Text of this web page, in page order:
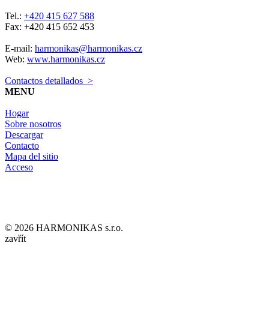
Tel.: +420 415 627 588
Fax: +420 415 652 453
E-mail: harmonikas@harmonikas.cz
Web: www.harmonikas.cz
Contactos detallados >
MENU
Hogar
Sobre nosotros
Descargar
Contacto
Mapa del sitio
Acceso
© 2026 HARMONIKAS s.r.o.
zavřít